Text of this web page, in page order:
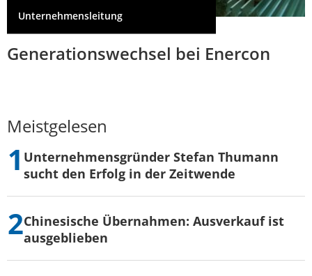
Unternehmensleitung
Generationswechsel bei Enercon
Meistgelesen
Unternehmensgründer Stefan Thumann
sucht den Erfolg in der Zeitwende
Chinesische Übernahmen: Ausverkauf ist
ausgeblieben